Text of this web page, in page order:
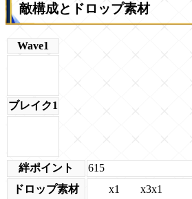
敵構成とドロップ素材
Wave1
ブレイク1
絆ポイント
615
ドロップ素材
x1 x3x1